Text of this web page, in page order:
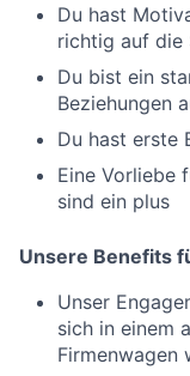
Du hast
richtig auf die
Du bist ein
Beziehungen
Du hast erste
Eine Vorliebe
sind ein plus
Unsere Benefits
Unser
sich in einem
Firmenwagen